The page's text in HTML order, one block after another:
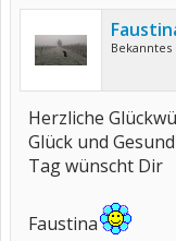
Herzliche
Glück und
Tag wünscht Dir
Faustina